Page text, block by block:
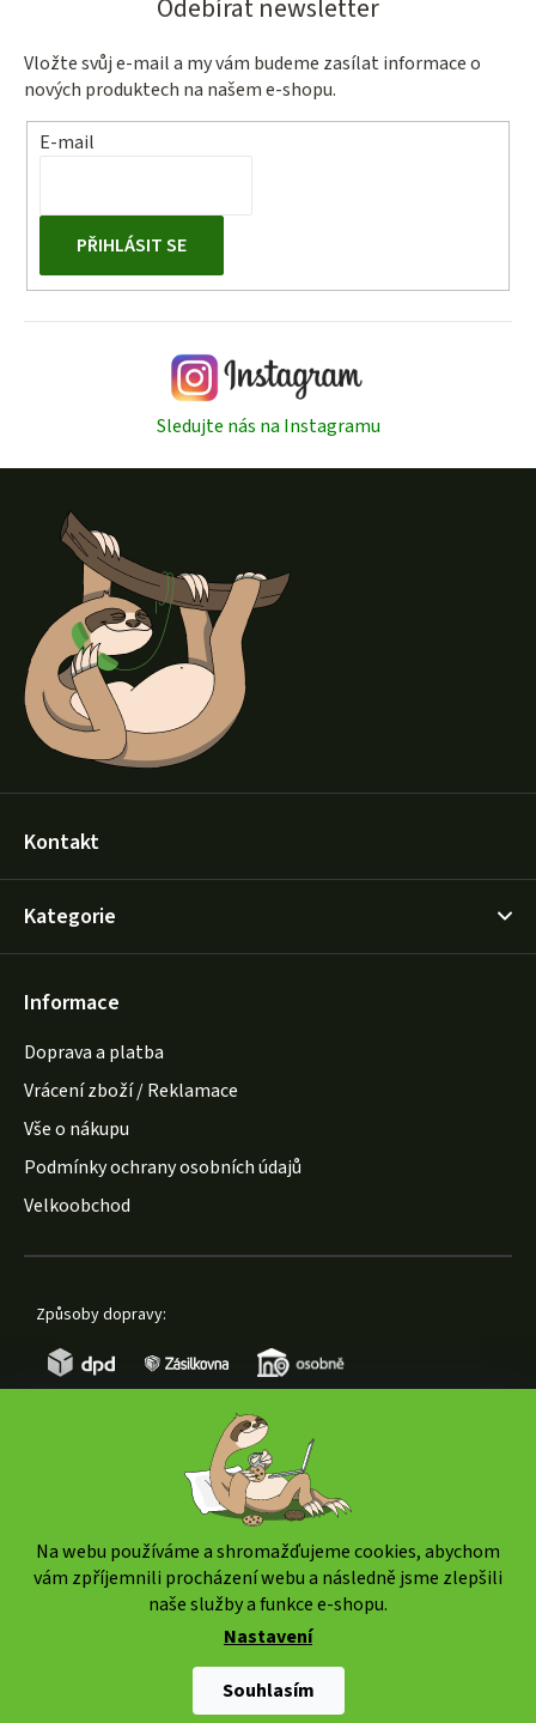
Na webu používáme a shromažďujeme cookies, abychom
vám zpříjemnili procházení webu a následně jsme zlepšili
naše služby a funkce e-shopu.
Nastavení
Souhlasím
Odebírat newsletter
Vložte svůj e-mail a my vám budeme zasílat informace o
nových produktech na našem e-shopu.
E-mail
PŘIHLÁSIT SE
Sledujte nás na Instagramu
Kontakt
Kategorie
Informace
Doprava a platba
Vrácení zboží / Reklamace
Vše o nákupu
Podmínky ochrany osobních údajů
Velkoobchod
Způsoby dopravy:
www.weedshop.cz
vyhrazena.
Upravit nastavení cookies